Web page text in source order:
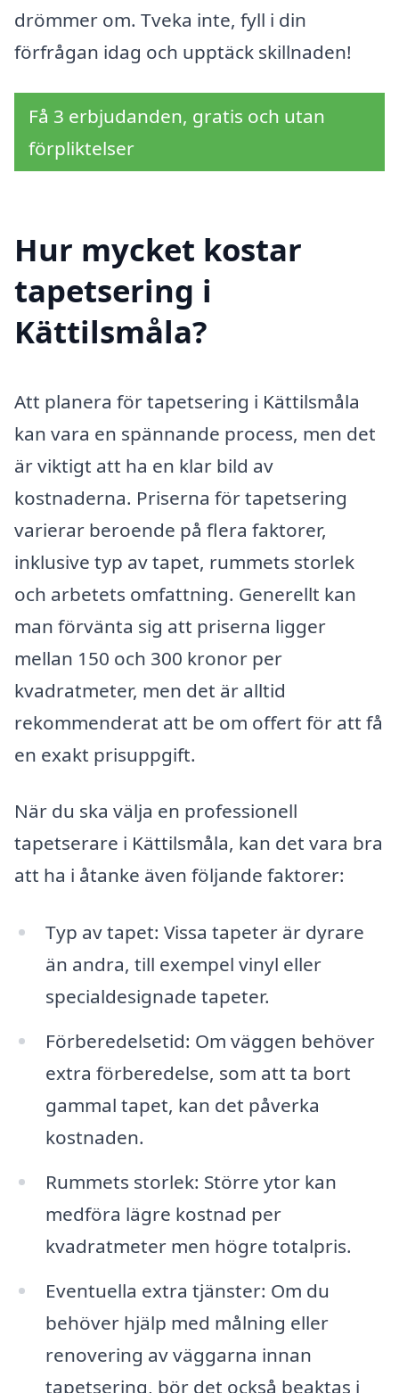
drömmer om. Tveka inte, fyll i din
förfrågan idag och upptäck skillnaden!
Få 3 erbjudanden, gratis och utan
förpliktelser
Hur mycket kostar
tapetsering i
Kättilsmåla?
Att planera för tapetsering i Kättilsmåla
kan vara en spännande process, men det
är viktigt att ha en klar bild av
kostnaderna. Priserna för tapetsering
varierar beroende på flera faktorer,
inklusive typ av tapet, rummets storlek
och arbetets omfattning. Generellt kan
man förvänta sig att priserna ligger
mellan 150 och 300 kronor per
kvadratmeter, men det är alltid
rekommenderat att be om offert för att få
en exakt prisuppgift.
När du ska välja en professionell
tapetserare i Kättilsmåla, kan det vara bra
att ha i åtanke även följande faktorer:
Typ av tapet: Vissa tapeter är dyrare
än andra, till exempel vinyl eller
specialdesignade tapeter.
Förberedelsetid: Om väggen behöver
extra förberedelse, som att ta bort
gammal tapet, kan det påverka
kostnaden.
Rummets storlek: Större ytor kan
medföra lägre kostnad per
kvadratmeter men högre totalpris.
Eventuella extra tjänster: Om du
behöver hjälp med målning eller
renovering av väggarna innan
tapetsering, bör det också beaktas i